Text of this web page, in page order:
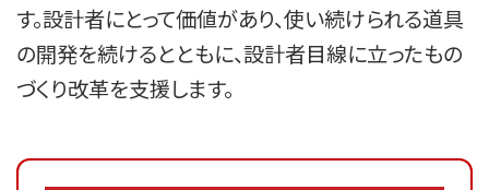
す。設計者にとって価値があり、使い続けられる道具
の開発を続けるとともに、設計者目線に立ったもの
づくり改革を支援します。